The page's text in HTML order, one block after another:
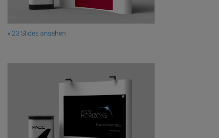
» 23 Slides ansehen